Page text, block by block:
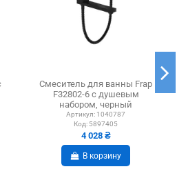
Смеситель для ванны Frap
F32802-6 с душевым
набором, черный
Артикул: 1040787
Код: 5897405
4 028 ₴
В корзину